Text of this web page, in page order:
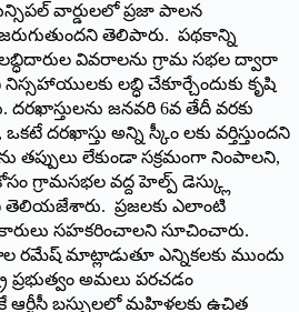
వార్డులలో ప్రజా పాలన
తెలిపారు. పథకాన్ని
వివరాలను గ్రామ సభల ద్వారా
లబ్ధి చేకూర్చేందుకు కృషి
జనవరి 6వ తేదీ వరకు
దరఖాస్తు అన్ని స్కీం లకు వర్తిస్తుందని
తప్పులు లేకుండా సక్రమంగా నింపాలని,
గ్రామసభల వద్ద హెల్ప్ డెస్క్లు
ప్రజలకు ఎలాంటి
సహకరించాలని సూచించారు.
రమేష్ మాట్లాడుతూ ఎన్నికలకు ముందు
అమలు పరచడం
ఆర్టీసీ బస్సులలో మహిళలకు ఉచిత